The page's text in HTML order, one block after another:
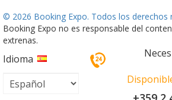
© 2026 Booking Expo. Todos los derechos
Booking Expo no es responsable del
extrenas.
Idioma